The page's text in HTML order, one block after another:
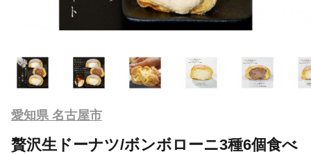
愛知県 名古屋市
贅沢生ドーナツ/ボンボローニ3種6個食べ